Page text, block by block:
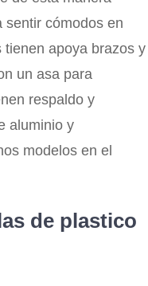
sentir cómodos en
apoya brazos y
un asa para
respaldo y
aluminio y
modelos en el
de plastico